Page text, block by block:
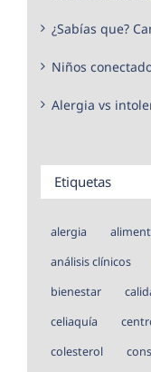
¿Sabías que?
Niños
Alergia vs
Etiquetas
alergia
análisis clínicos
bienestar
celiaquía
colesterol